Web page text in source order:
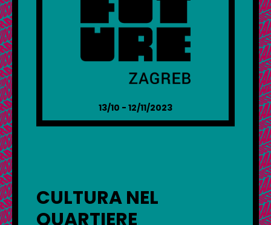
13/10 - 12/11/2023
CULTURA NEL
QUARTIERE